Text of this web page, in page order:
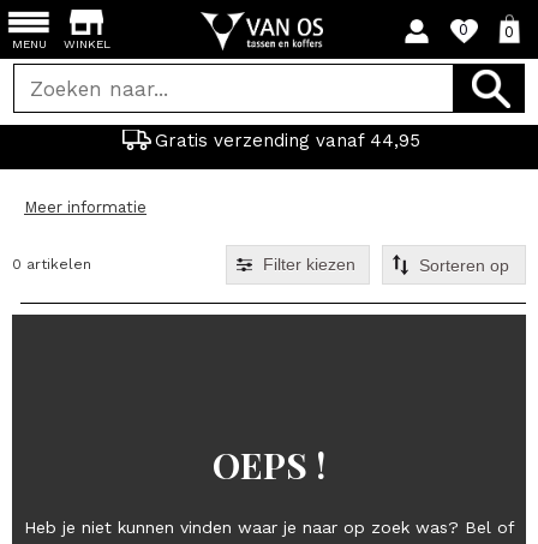
WINKEL
0 0
Gratis verzending vanaf 44,95
MENU
Meer informatie
0 artikelen Filter kiezen
OEPS !
Heb je niet kunnen vinden waar je naar op zoek was? Bel of